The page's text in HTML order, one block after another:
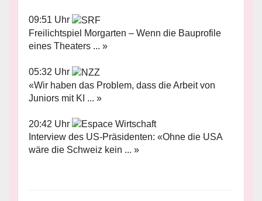
09:51 Uhr
Freilichtspiel Morgarten – Wenn die Bauprofile
eines Theaters ... »
05:32 Uhr
«Wir haben das Problem, dass die Arbeit von
Juniors mit KI ... »
20:42 Uhr
Interview des US-Präsidenten: «Ohne die USA
wäre die Schweiz kein ... »